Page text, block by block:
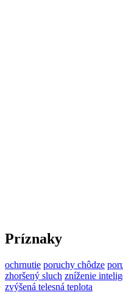
Príznaky
ochrnutie poruchy chôdze
zhoršený sluch zníženie
zvýšená telesná teplota